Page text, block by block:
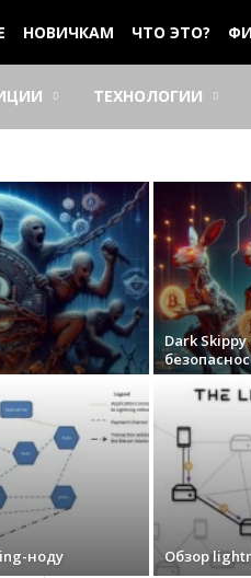
НОВИЧКАМ ЧТО ЭТО?
ТЕХНОЛОГИИ
Dark
ноду Обзор